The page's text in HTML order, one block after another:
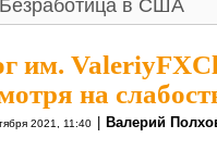
им.
на
2021, 11:40 Валерий